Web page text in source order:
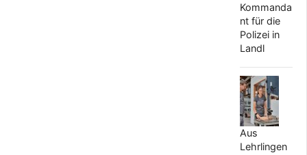
Kommanda
nt für die
Polizei in
Landl
Aus
Lehrlingen